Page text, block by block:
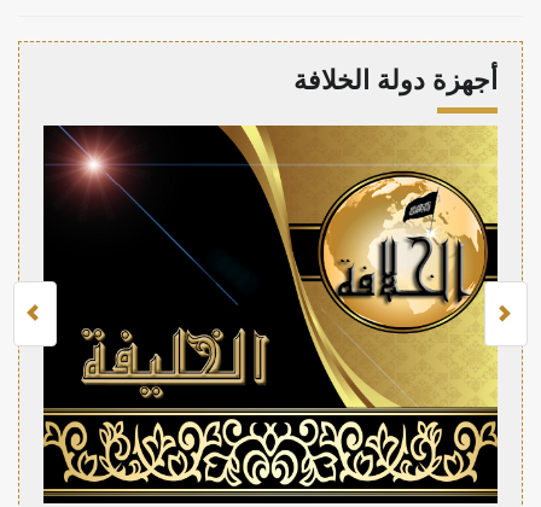
أجهزة دولة الخلافة